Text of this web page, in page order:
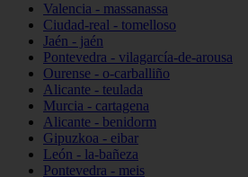
Valencia - massanassa
Ciudad-real - tomelloso
Jaén - jaén
Pontevedra - vilagarcía-de-arousa
Ourense - o-carballiño
Alicante - teulada
Murcia - cartagena
Alicante - benidorm
Gipuzkoa - eibar
León - la-bañeza
Pontevedra - meis